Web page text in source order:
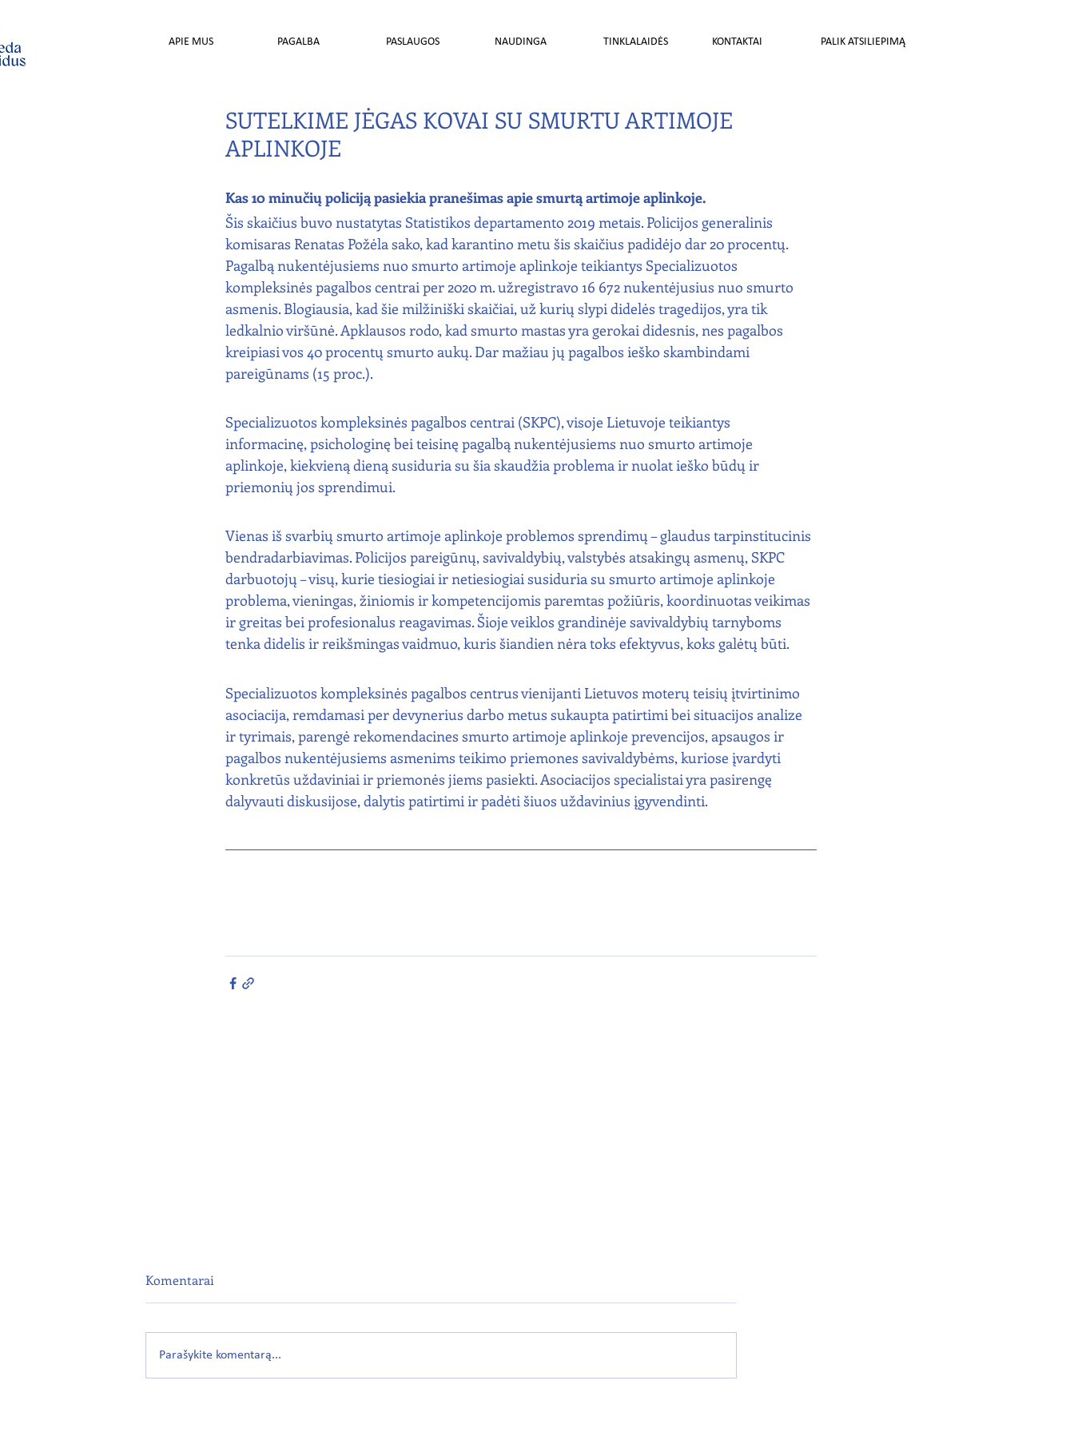
APIE MUS PAGALBA PASLAUGOS NAUDINGA TINKLALAIDĖS KONTAKTAI PALIK ATSILIEPIMĄ
SUTELKIME JĖGAS KOVAI SU SMURTU ARTIMOJE
APLINKOJE
Kas 10 minučių policiją pasiekia pranešimas apie smurtą artimoje aplinkoje.
Šis skaičius buvo nustatytas Statistikos departamento 2019 metais. Policijos generalinis
komisaras Renatas Požėla sako, kad karantino metu šis skaičius padidėjo dar 20 procentų.
Pagalbą nukentėjusiems nuo smurto artimoje aplinkoje teikiantys Specializuotos
kompleksinės pagalbos centrai per 2020 m. užregistravo 16 672 nukentėjusius nuo smurto
asmenis. Blogiausia, kad šie milžiniški skaičiai, už kurių slypi didelės tragedijos, yra tik
ledkalnio viršūnė. Apklausos rodo, kad smurto mastas yra gerokai didesnis, nes pagalbos
kreipiasi vos 40 procentų smurto aukų. Dar mažiau jų pagalbos ieško skambindami
pareigūnams (15 proc.).
Specializuotos kompleksinės pagalbos centrai (SKPC), visoje Lietuvoje teikiantys
informacinę, psichologinę bei teisinę pagalbą nukentėjusiems nuo smurto artimoje
aplinkoje, kiekvieną dieną susiduria su šia skaudžia problema ir nuolat ieško būdų ir
priemonių jos sprendimui.
Vienas iš svarbių smurto artimoje aplinkoje problemos sprendimų – glaudus tarpinstitucinis
bendradarbiavimas. Policijos pareigūnų, savivaldybių, valstybės atsakingų asmenų, SKPC
darbuotojų – visų, kurie tiesiogiai ir netiesiogiai susiduria su smurto artimoje aplinkoje
problema, vieningas, žiniomis ir kompetencijomis paremtas požiūris, koordinuotas veikimas
ir greitas bei profesionalus reagavimas. Šioje veiklos grandinėje savivaldybių tarnyboms
tenka didelis ir reikšmingas vaidmuo, kuris šiandien nėra toks efektyvus, koks galėtų būti.
Specializuotos kompleksinės pagalbos centrus vienijanti Lietuvos moterų teisių įtvirtinimo
asociacija, remdamasi per devynerius darbo metus sukaupta patirtimi bei situacijos analize
ir tyrimais, parengė rekomendacines smurto artimoje aplinkoje prevencijos, apsaugos ir
pagalbos nukentėjusiems asmenims teikimo priemones savivaldybėms, kuriose įvardyti
konkretūs uždaviniai ir priemonės jiems pasiekti. Asociacijos specialistai yra pasirengę
dalyvauti diskusijose, dalytis patirtimi ir padėti šiuos uždavinius įgyvendinti.
Komentarai
Parašykite komentarą...